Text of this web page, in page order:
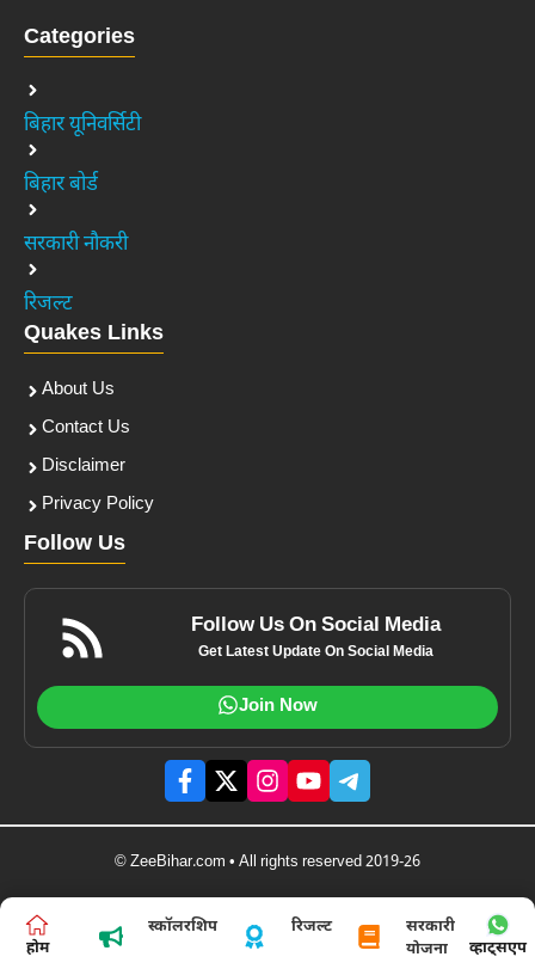
Categories
बिहार यूनिवर्सिटी
बिहार बोर्ड
सरकारी नौकरी
रिजल्ट
Quakes Links
About Us
Contact Us
Disclaimer
Privacy Policy
Follow Us
Follow Us On Social Media
Get Latest Update On Social Media
Join Now
© ZeeBihar.com • All rights reserved 2019-26
होम
स्कॉलरशिप रिजल्ट
सरकारी
योजना
व्हाट्सएप